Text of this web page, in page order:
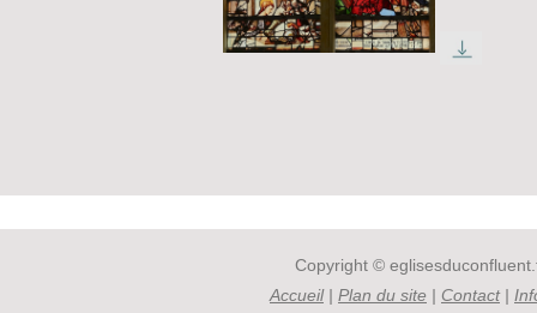
Copyright ©
Accueil| Plan du site | Contact|